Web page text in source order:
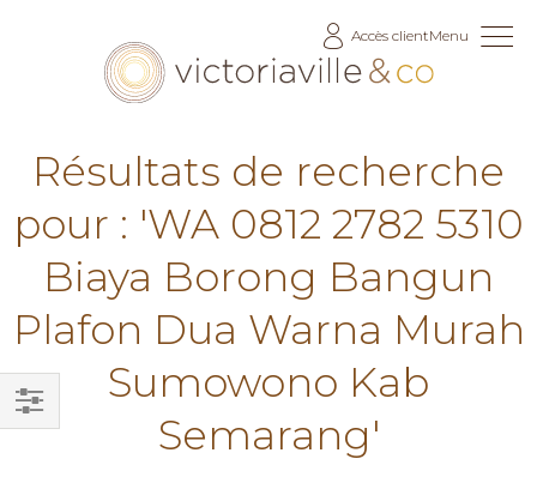
Accès clientMenu
Résultats de recherche
pour : 'WA 0812 2782 5310
Biaya Borong Bangun
Plafon Dua Warna Murah
Sumowono Kab
Semarang'
Filtrer